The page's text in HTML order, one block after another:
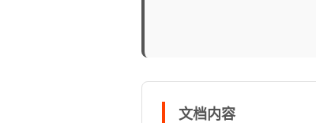
文档内容